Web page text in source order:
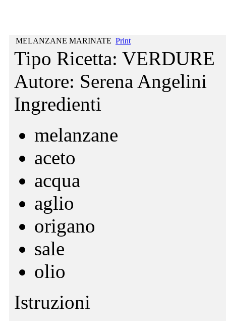
MELANZANE MARINATE Print
Tipo Ricetta: VERDURE
Autore: Serena Angelini
Ingredienti
melanzane
aceto
acqua
aglio
origano
sale
olio
Istruzioni